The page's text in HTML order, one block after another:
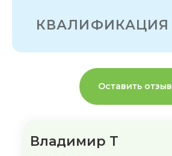
КВАЛИФИКАЦИЯ
Оставить отзыв
Владимир Т